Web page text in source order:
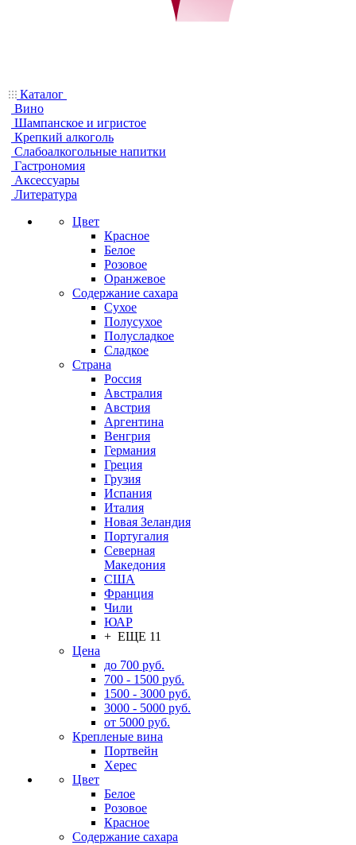
Каталог
Вино
Шампанское и игристое
Крепкий алкоголь
Слабоалкогольные напитки
Гастрономия
Аксессуары
Литература
Цвет
Красное
Белое
Розовое
Оранжевое
Содержание сахара
Сухое
Полусухое
Полусладкое
Сладкое
Страна
Россия
Австралия
Австрия
Аргентина
Венгрия
Германия
Греция
Грузия
Испания
Италия
Новая Зеландия
Португалия
Северная
Македония
США
Франция
Чили
ЮАР
+ ЕЩЕ 11
Цена
до 700 руб.
700 - 1500 руб.
1500 - 3000 руб.
3000 - 5000 руб.
от 5000 руб.
Крепленые вина
Портвейн
Херес
Цвет
Белое
Розовое
Красное
Содержание сахара